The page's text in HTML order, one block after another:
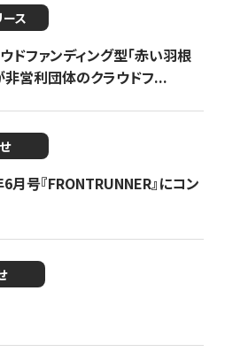
ース
ドファンディング型「赤い羽根
非営利団体のクラウドフ...
月号『FRONTRUNNER』にコン